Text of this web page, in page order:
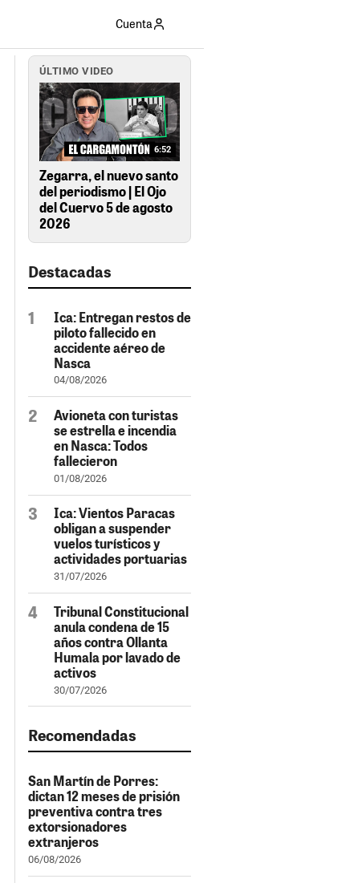
Cuenta
ÚLTIMO VIDEO
6:52
Zegarra, el nuevo santo
del periodismo | El Ojo
del Cuervo 5 de agosto
2026
Destacadas
Ica: Entregan restos de
piloto fallecido en
accidente aéreo de
Nasca
04/08/2026
Avioneta con turistas
se estrella e incendia
en Nasca: Todos
fallecieron
01/08/2026
Ica: Vientos Paracas
obligan a suspender
vuelos turísticos y
actividades portuarias
31/07/2026
Tribunal Constitucional
anula condena de 15
años contra Ollanta
Humala por lavado de
activos
30/07/2026
Recomendadas
San Martín de Porres:
dictan 12 meses de prisión
preventiva contra tres
extorsionadores
extranjeros
06/08/2026